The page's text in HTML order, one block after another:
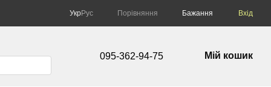
УкрРус Порівняння Бажання Вхід
095-362-94-75 Мій кошик